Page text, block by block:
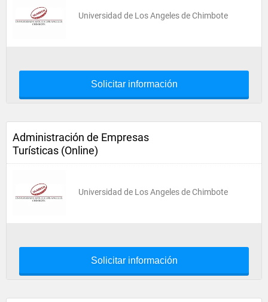
Universidad de Los Angeles de Chimbote
Solicitar información
Administración de Empresas
Turísticas (Online)
Universidad de Los Angeles de Chimbote
Solicitar información